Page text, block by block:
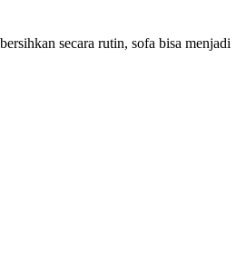
secara rutin, sofa bisa menjadi